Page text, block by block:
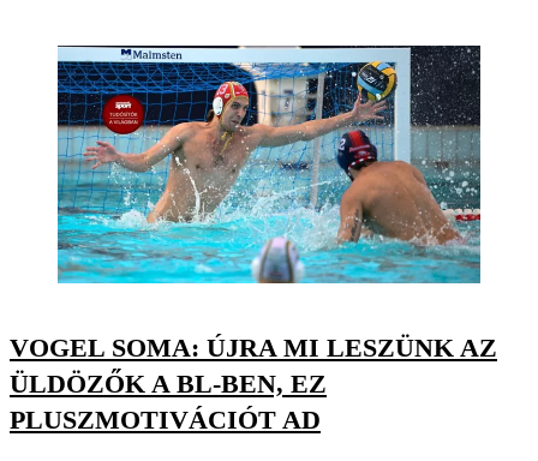
VOGEL SOMA: ÚJRA MI LESZÜNK AZ
ÜLDÖZŐK A BL-BEN, EZ
PLUSZMOTIVÁCIÓT AD